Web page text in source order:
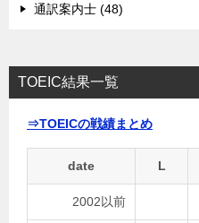
通訳案内士 (48)
TOEIC結果一覧
⇒TOEICの戦績まとめ
date L
2002以前